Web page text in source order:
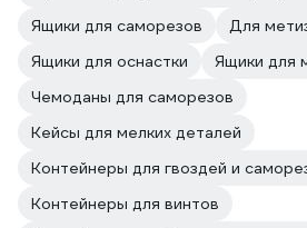
Ящики для саморезов
Для
Ящики для оснастки
Ящики для
Чемоданы для саморезов
Кейсы для мелких деталей
Контейнеры для гвоздей и
Контейнеры для винтов